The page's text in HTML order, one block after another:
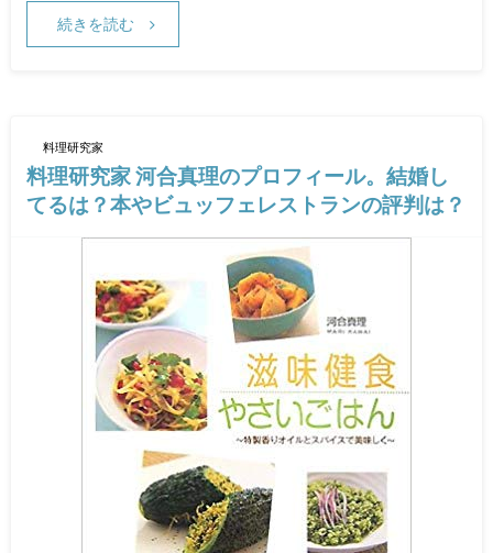
続きを読む
料理研究家
料理研究家 河合真理のプロフィール。結婚し
てるは？本やビュッフェレストランの評判は？